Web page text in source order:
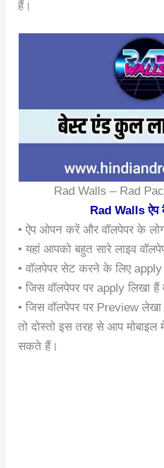
हैं।
Rad Walls – Rad
Rad Walls
• ऐप ओपन करें और वॉलपेपर के
• यहां आपको बहुत सारे लाइव
• वॉलपेपर सेट करने के लिए
• जिस वॉलपेपर पर apply लिखा हैं
• जिस वॉलपेपर पर Preview लेखा
तो दोस्तो इस तरह से आप
सकते हैं।